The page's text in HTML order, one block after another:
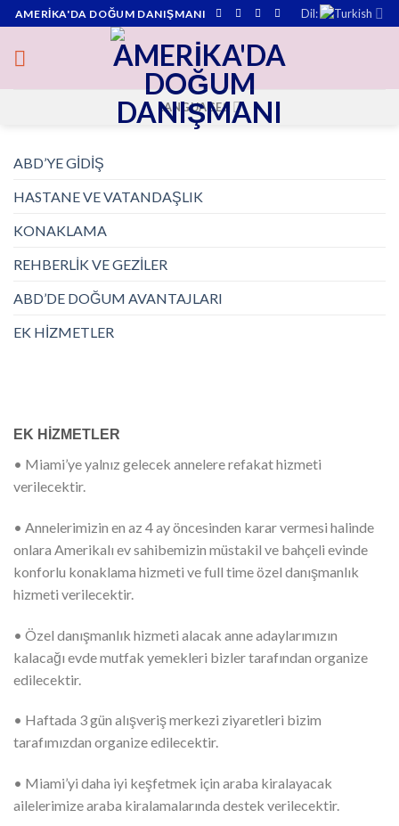
Skip
content
AMERİKA'DA DOĞUM DANIŞMANI Dil:
LANGUAGES
EK HİZMETLER
• Miami’ye yalnız gelecek annelere refakat hizmeti
verilecektir.
• Annelerimizin en az 4 ay öncesinden karar vermesi halinde
onlara Amerikalı ev sahibemizin müstakil ve bahçeli evinde
konforlu konaklama hizmeti ve full time özel danışmanlık
hizmeti verilecektir.
• Özel danışmanlık hizmeti alacak anne adaylarımızın
kalacağı evde mutfak yemekleri bizler tarafından organize
edilecektir.
• Haftada 3 gün alışveriş merkezi ziyaretleri bizim
tarafımızdan organize edilecektir.
• Miami’yi daha iyi keşfetmek için araba kiralayacak
ailelerimize araba kiralamalarında destek verilecektir.
ABD’YE GİDİŞ
HASTANE VE VATANDAŞLIK
KONAKLAMA
REHBERLİK VE GEZİLER
ABD’DE DOĞUM AVANTAJLARI
EK HİZMETLER